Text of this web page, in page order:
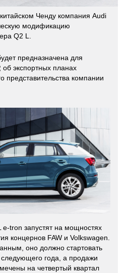
Ченду компания Audi
модификацию
Q2 L.
предназначена для
об экспортных планах
представительства компании
e-tron запустят на мощностях
концернов FAW и Volkswagen.
оно должно стартовать
года, а продажи
на четвертый квартал